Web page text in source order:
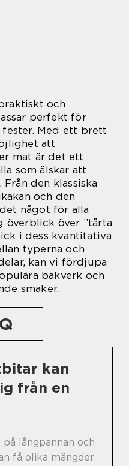
och
perfekt för
Med ett brett
att
mat är det ett
som älskar att
den klassiska
och den
något för alla
överblick över ”tårta
i dess kvantitativa
typerna och
kan vi fördjupa
bakverk och
smaker.
kan
från en
långpannan och
få olika mängder